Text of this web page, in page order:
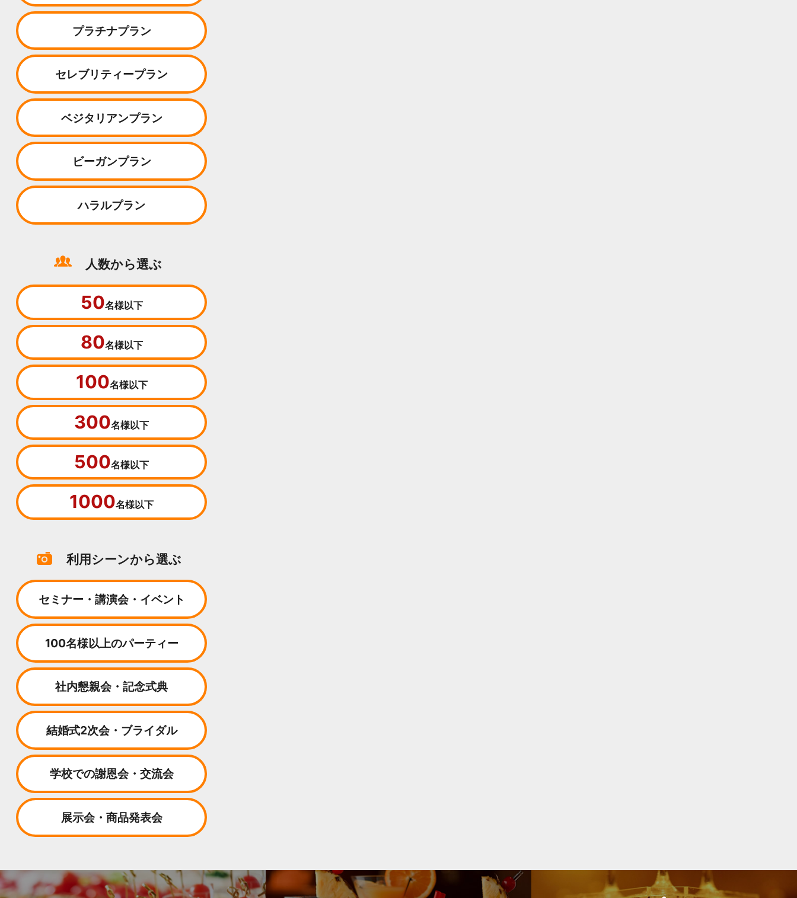
プラチナプラン
セレブリティープラン
ベジタリアンプラン
ビーガンプラン
ハラルプラン
人数から選ぶ
50名様以下
80名様以下
100名様以下
300名様以下
500名様以下
1000名様以下
利用シーンから選ぶ
セミナー・講演会・イベント
100名様以上のパーティー
社内懇親会・記念式典
結婚式2次会・ブライダル
学校での謝恩会・交流会
展示会・商品発表会